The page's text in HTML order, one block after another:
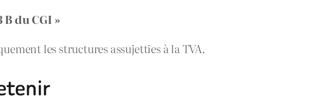
du CGI »
les structures assujetties à la TVA.